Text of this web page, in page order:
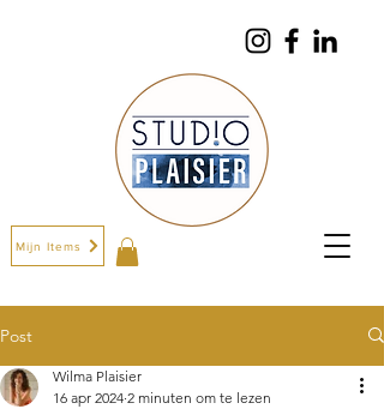
Mijn Items
Post
Wilma Plaisier
16 apr 2024 2 minuten om te lezen